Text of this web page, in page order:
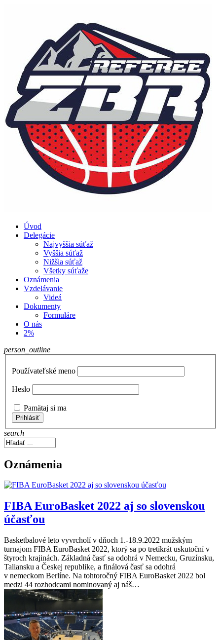
Úvod
Delegácie
Najvyššia súťaž
Vyššia súťaž
Nižšia súťaž
Všetky súťaže
Oznámenia
Vzdelávanie
Videá
Dokumenty
Formuláre
O nás
2%
person_outline
Používateľské meno
Heslo
Pamätaj si ma
Prihlásiť
search
Oznámenia
FIBA EuroBasket 2022 aj so slovenskou
účasťou
Basketbalové leto vyvrcholí v dňoch 1.-18.9.2022 mužským
turnajom FIBA EuroBasket 2022, ktorý sa po tretíkrát uskutoční v
štyroch krajinách. Základná časť sa odohrá v Nemecku, Gruzínsku,
Taliansku a Českej republike, a finálová časť sa odohrá
v nemeckom Berlíne. Na tohtoročný FIBA EuroBasket 2022 bol
medzi 44 rozhodcami nominovaný aj náš…